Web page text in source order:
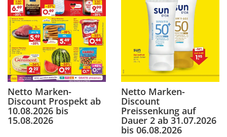
Netto Marken-
Discount Prospekt ab
10.08.2026 bis
15.08.2026
Netto Marken-
Discount
Preissenkung auf
Dauer 2 ab 31.07.2026
bis 06.08.2026